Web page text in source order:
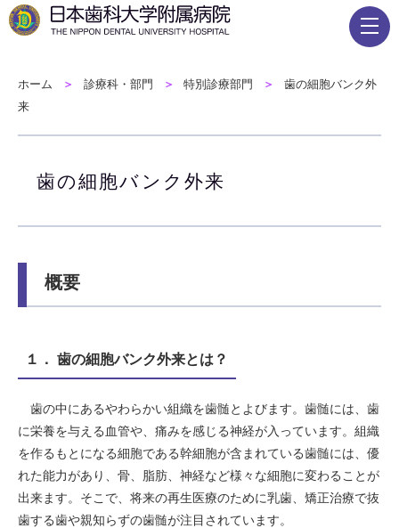
ホーム 診療科・部門 特別診療部門
歯の細胞バンク外
来
歯の細胞バンク外来
概要
１． 歯の細胞バンク外来とは？
歯の中にあるやわらかい組織を歯髄とよびます。歯髄には、歯
に栄養を与える血管や、痛みを感じる神経が入っています。組織
を作るもとになる細胞である幹細胞が含まれている歯髄には、優
れた能力があり、骨、脂肪、神経など様々な細胞に変わることが
出来ます。そこで、将来の再生医療のために乳歯、矯正治療で抜
歯する歯や親知らずの歯髄が注目されています。